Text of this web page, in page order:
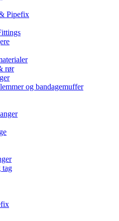
Pipefix
rør
og bandagemuffer
tag